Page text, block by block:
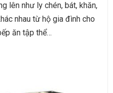
lên như ly chén, bát, khăn,
nhau từ hộ gia đình cho
ăn tập thể…